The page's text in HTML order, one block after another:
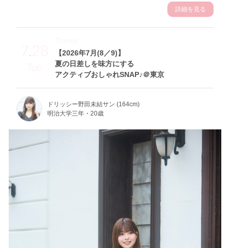
詳細を見る
7.28
Tue
【2026年7月(8／9)】
夏の日差しを味方にする
アクティブおしゃれSNAP♪＠東京
Theme
ドリッシー野田未結サン (164cm)
明治大学三年・20歳